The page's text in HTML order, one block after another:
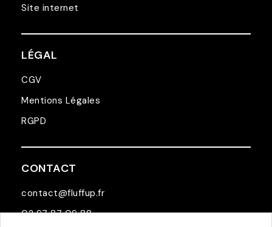
Site internet
LÉGAL
CGV
Mentions Légales
RGPD
CONTACT
contact@fluffup.fr
02 97 87 09 88